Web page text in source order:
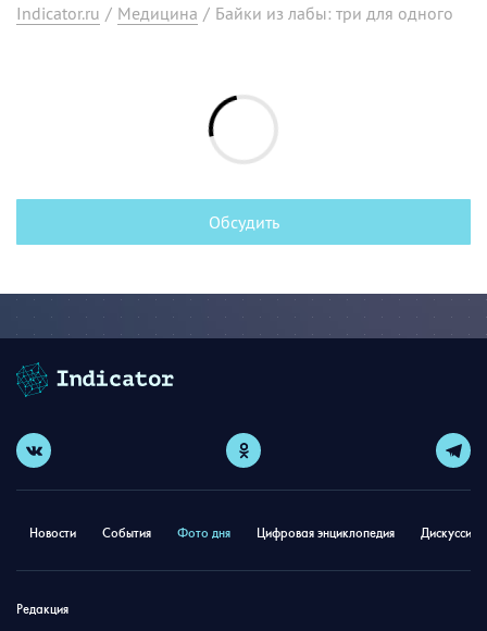
Indicator.ru / Медицина / Байки из лабы: три для одного
Обсудить
Новости События Фото дня Цифровая энциклопедия
Редакция